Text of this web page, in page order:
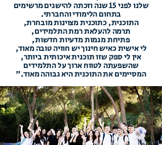
שלנו לפני 15 שנה וזכתה להישגים מרשימים
בתחום הלימודי והחברתי.
התוכנית, כתוכנית מצוינות מובחרת,
תרמה להעלאת רמת התלמידים,
פתיחת מגמות מדעיות חדשות,
לי אישית כאיש חינוך יש חוויה טובה מאוד,
אין לי ספק שזו תוכנית איכותית ביותר,
שהשפעתה לטווח ארוך על התלמידים
המסיימים את התוכנית היא גבוהה מאוד."